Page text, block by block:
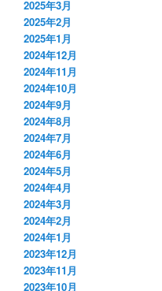
2025年3月
2025年2月
2025年1月
2024年12月
2024年11月
2024年10月
2024年9月
2024年8月
2024年7月
2024年6月
2024年5月
2024年4月
2024年3月
2024年2月
2024年1月
2023年12月
2023年11月
2023年10月